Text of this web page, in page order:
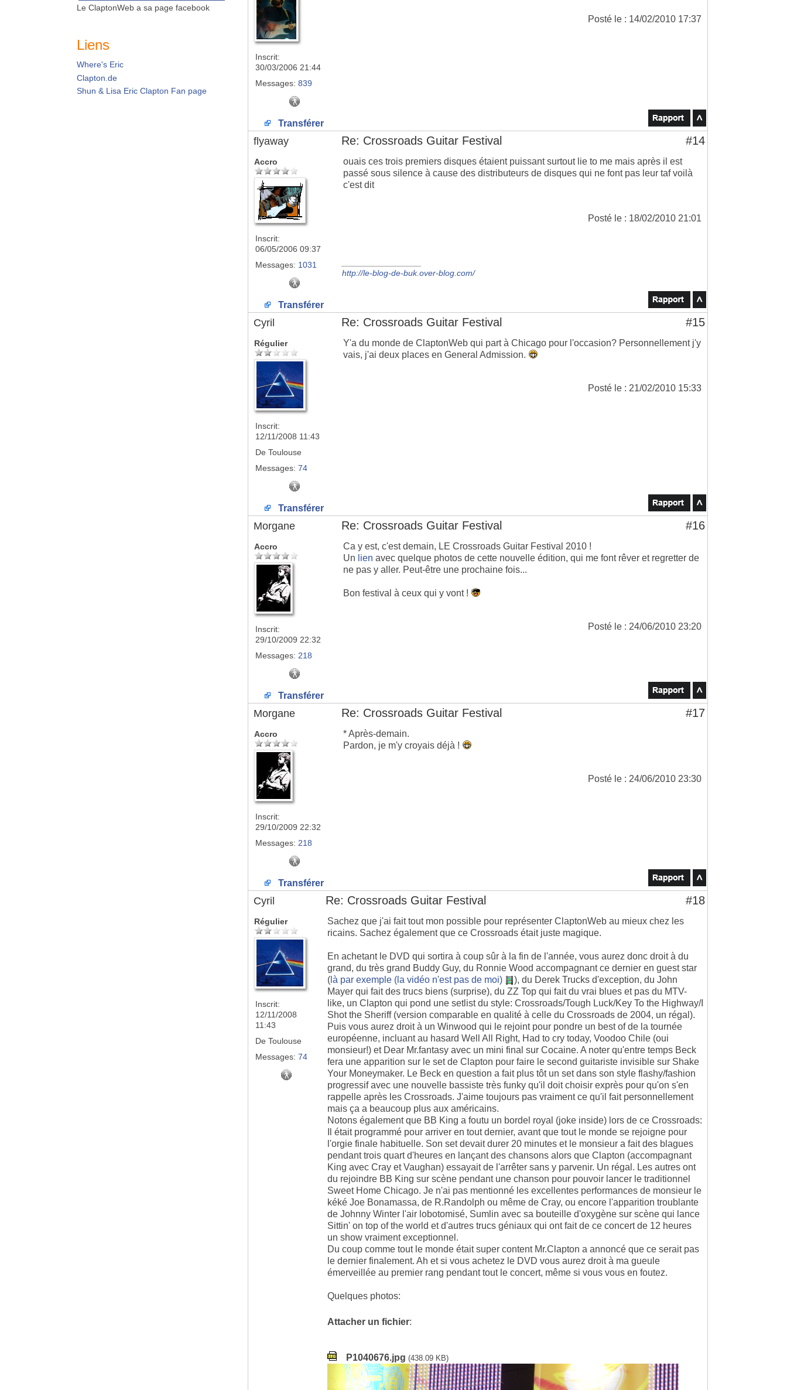
Le ClaptonWeb a sa page facebook
Liens
Where's Eric
Clapton.de
Shun & Lisa Eric Clapton Fan page
Inscrit:
30/03/2006 21:44
Messages: 839
Posté le : 14/02/2010 17:37
Transférer
flyaway Re: Crossroads Guitar Festival #14
Accro
Inscrit:
06/05/2006 09:37
Messages: 1031
ouais ces trois premiers disques étaient puissant surtout lie to me mais après il est
passé sous silence à cause des distributeurs de disques qui ne font pas leur taf voilà
c'est dit
Posté le : 18/02/2010 21:01
http://le-blog-de-buk.over-blog.com/
Transférer
Cyril Re: Crossroads Guitar Festival #15
Régulier
Inscrit:
12/11/2008 11:43
De Toulouse
Messages: 74
Y'a du monde de ClaptonWeb qui part à Chicago pour l'occasion? Personnellement j'y
vais, j'ai deux places en General Admission.
Posté le : 21/02/2010 15:33
Transférer
Morgane Re: Crossroads Guitar Festival #16
Accro
Inscrit:
29/10/2009 22:32
Messages: 218
Ca y est, c'est demain, LE Crossroads Guitar Festival 2010 !
Un lien avec quelque photos de cette nouvelle édition, qui me font rêver et regretter de
ne pas y aller. Peut-être une prochaine fois...
Bon festival à ceux qui y vont !
Posté le : 24/06/2010 23:20
Transférer
Morgane Re: Crossroads Guitar Festival #17
Accro
Inscrit:
29/10/2009 22:32
Messages: 218
* Après-demain.
Pardon, je m'y croyais déjà !
Posté le : 24/06/2010 23:30
Transférer
Cyril Re: Crossroads Guitar Festival #18
Régulier
Inscrit:
12/11/2008
11:43
De Toulouse
Messages: 74
Sachez que j'ai fait tout mon possible pour représenter ClaptonWeb au mieux chez les
ricains. Sachez également que ce Crossroads était juste magique.
En achetant le DVD qui sortira à coup sûr à la fin de l'année, vous aurez donc droit à du
grand, du très grand Buddy Guy, du Ronnie Wood accompagnant ce dernier en guest star
( là par exemple (la vidéo n'est pas de moi)
), du Derek Trucks d'exception, du John
Mayer qui fait des trucs biens (surprise), du ZZ Top qui fait du vrai blues et pas du MTV-
like, un Clapton qui pond une setlist du style: Crossroads/Tough Luck/Key To the Highway/I
Shot the Sheriff (version comparable en qualité à celle du Crossroads de 2004, un régal).
Puis vous aurez droit à un Winwood qui le rejoint pour pondre un best of de la tournée
européenne, incluant au hasard Well All Right, Had to cry today, Voodoo Chile (oui
monsieur!) et Dear Mr.fantasy avec un mini final sur Cocaine. A noter qu'entre temps Beck
fera une apparition sur le set de Clapton pour faire le second guitariste invisible sur Shake
Your Moneymaker. Le Beck en question a fait plus tôt un set dans son style flashy/fashion
progressif avec une nouvelle bassiste très funky qu'il doit choisir exprès pour qu'on s'en
rappelle après les Crossroads. J'aime toujours pas vraiment ce qu'il fait personnellement
mais ça a beaucoup plus aux américains.
Notons également que BB King a foutu un bordel royal (joke inside) lors de ce Crossroads:
Il était programmé pour arriver en tout dernier, avant que tout le monde se rejoigne pour
l'orgie finale habituelle. Son set devait durer 20 minutes et le monsieur a fait des blagues
pendant trois quart d'heures en lançant des chansons alors que Clapton (accompagnant
King avec Cray et Vaughan) essayait de l'arrêter sans y parvenir. Un régal. Les autres ont
du rejoindre BB King sur scène pendant une chanson pour pouvoir lancer le traditionnel
Sweet Home Chicago. Je n'ai pas mentionné les excellentes performances de monsieur le
kéké Joe Bonamassa, de R.Randolph ou même de Cray, ou encore l'apparition troublante
de Johnny Winter l'air lobotomisé, Sumlin avec sa bouteille d'oxygène sur scène qui lance
Sittin' on top of the world et d'autres trucs géniaux qui ont fait de ce concert de 12 heures
un show vraiment exceptionnel.
Du coup comme tout le monde était super content Mr.Clapton a annoncé que ce serait pas
le dernier finalement. Ah et si vous achetez le DVD vous aurez droit à ma gueule
émerveillée au premier rang pendant tout le concert, même si vous vous en foutez.
Quelques photos:
Attacher un fichier:
P1040676.jpg (438.09 KB)